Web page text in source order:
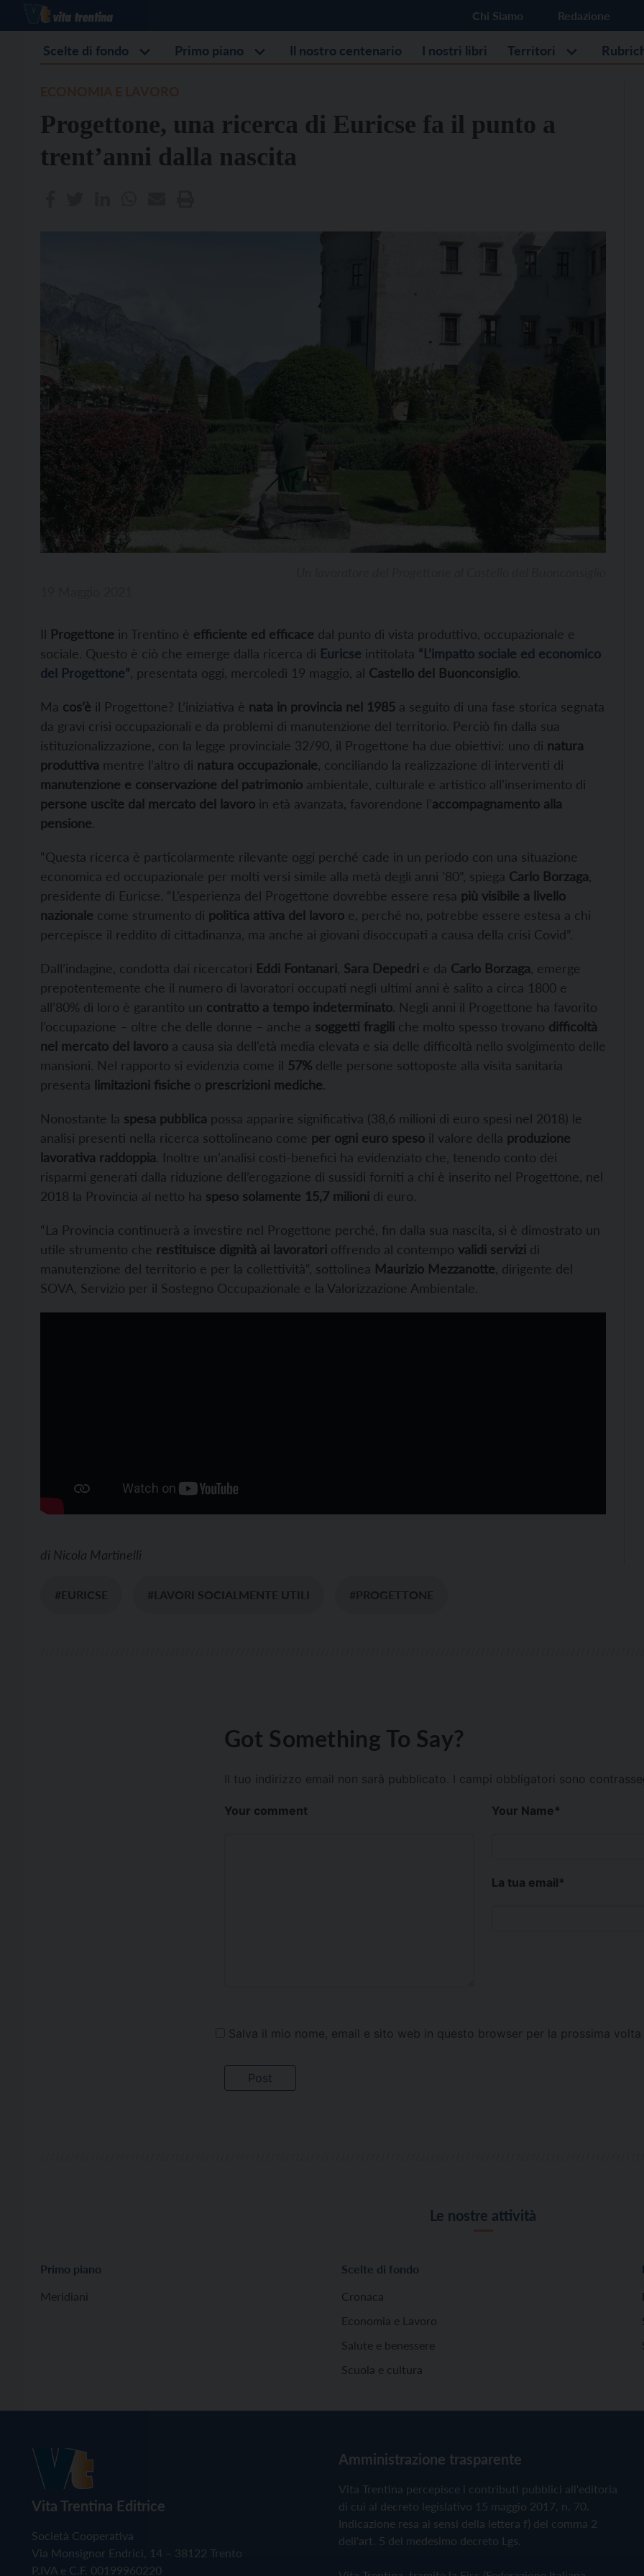
Chi Siamo Redazione
Scelte di fondo Primo piano Il nostro centenario I nostri libri Territori
Progettone, una ricerca di Euricse fa il punto a
trent’anni dalla nascita
Il Progettone in Trentino è efficiente ed efficace dal punto di vista produttivo, occupazionale e
sociale. Questo è ciò che emerge dalla ricerca di Euricse intitolata “L’impatto sociale ed economico
del Progettone” , presentata oggi, mercoledì 19 maggio, al Castello del Buonconsiglio.
Ma cos’è il Progettone? L’iniziativa è nata in provincia nel 1985 a seguito di una fase storica segnata
da gravi crisi occupazionali e da problemi di manutenzione del territorio. Perciò fin dalla sua
istituzionalizzazione, con la legge provinciale 32/90, il Progettone ha due obiettivi: uno di natura
produttiva mentre l’altro di natura occupazionale , conciliando la realizzazione di interventi di
manutenzione e conservazione del patrimonio ambientale, culturale e artistico all’inserimento di
persone uscite dal mercato del lavoro in età avanzata, favorendone l’accompagnamento alla
pensione.
“Questa ricerca è particolarmente rilevante oggi perché cade in un periodo con una situazione
economica ed occupazionale per molti versi simile alla metà degli anni ’80”, spiega Carlo Borzaga
presidente di Euricse. “L’esperienza del Progettone dovrebbe essere resa più visibile a livello
nazionale come strumento di politica attiva del lavoro e, perché no, potrebbe essere estesa a chi
percepisce il reddito di cittadinanza, ma anche ai giovani disoccupati a causa della crisi Covid”.
Dall’indagine, condotta dai ricercatori Eddi Fontanari Sara Depedri e da Carlo Borzaga , emerge
prepotentemente che il numero di lavoratori occupati negli ultimi anni è salito a circa 1800 e
all’80% di loro è garantito un contratto a tempo indeterminato. Negli anni il Progettone ha favorito
l’occupazione – oltre che delle donne – anche a soggetti fragili che molto spesso trovano difficoltà
nel mercato del lavoro a causa sia dell’età media elevata e sia delle difficoltà nello svolgimento delle
mansioni. Nel rapporto si evidenzia come il 57% delle persone sottoposte alla visita sanitaria
presenta limitazioni fisiche o prescrizioni mediche.
Nonostante la spesa pubblica possa apparire significativa (38,6 milioni di euro spesi nel 2018) le
analisi presenti nella ricerca sottolineano come per ogni euro speso il valore della produzione
lavorativa raddoppia. Inoltre un’analisi costi-benefici ha evidenziato che, tenendo conto dei
risparmi generati dalla riduzione dell’erogazione di sussidi forniti a chi è inserito nel Progettone, nel
2018 la Provincia al netto ha speso solamente 15,7 milioni di euro.
“La Provincia continuerà a investire nel Progettone perché, fin dalla sua nascita, si è dimostrato un
utile strumento che restituisce dignità ai lavoratori offrendo al contempo validi servizi di
manutenzione del territorio e per la collettività“, sottolinea Maurizio Mezzanotte , dirigente del
SOVA, Servizio per il Sostegno Occupazionale e la Valorizzazione Ambientale.
di Nicola Martinelli
#EURICSE #LAVORI SOCIALMENTE UTILI #PROGETTONE
Got Something To Say?
Il tuo indirizzo email non sarà pubblicato. I campi obbligatori sono
Your comment Your Name*
La tua email*
Salva il mio nome, email e sito web in questo browser per la prossima volta
Le nostre attività
Primo piano
Meridiani
Scelte di fondo
Cronaca
Economia e Lavoro
Salute e benessere
Scuola e cultura
Vita Trentina Editrice
Società Cooperativa
Via Monsignor Endrici, 14 – 38122 Trento
P.IVA e C.F. 00199960220
Amministrazione trasparente
Vita Trentina percepisce i contributi pubblici all'editoria
di cui al decreto legislativo 15 maggio 2017, n. 70.
Indicazione resa ai sensi della lettera f) del comma 2
dell'art. 5 del medesimo decreto Lgs.